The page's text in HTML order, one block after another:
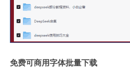
免费可商用字体批量下载